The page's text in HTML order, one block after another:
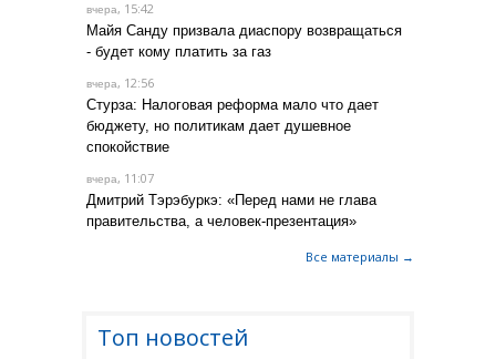
вчера, 15:42
Майя Санду призвала диаспору возвращаться
- будет кому платить за газ
вчера, 12:56
Стурза: Налоговая реформа мало что дает
бюджету, но политикам дает душевное
спокойствие
вчера, 11:07
Дмитрий Тэрэбуркэ: «Перед нами не глава
правительства, а человек-презентация»
Все материалы →
Топ новостей